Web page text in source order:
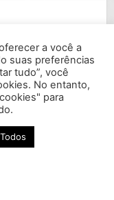
a você a
suas preferências
tudo”, você
No entanto,
para